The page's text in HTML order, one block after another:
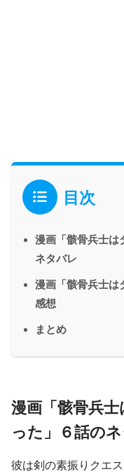
目次
漫画「骸骨兵士は
ネタバレ
漫画「骸骨兵士は
感想
まとめ
漫画「骸骨兵
った」６話の
彼は剣の素振りクエ